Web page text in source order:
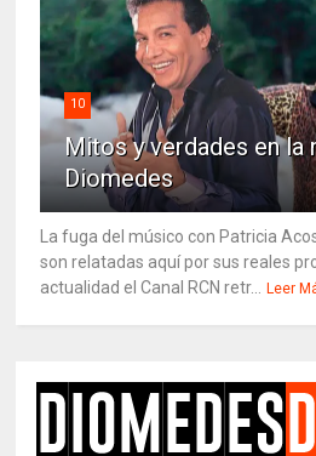
10
Mitos y verdades en la
Diomedes
La fuga del músico con Patricia
son relatadas aquí por sus reales
actualidad el Canal RCN retr... Leer